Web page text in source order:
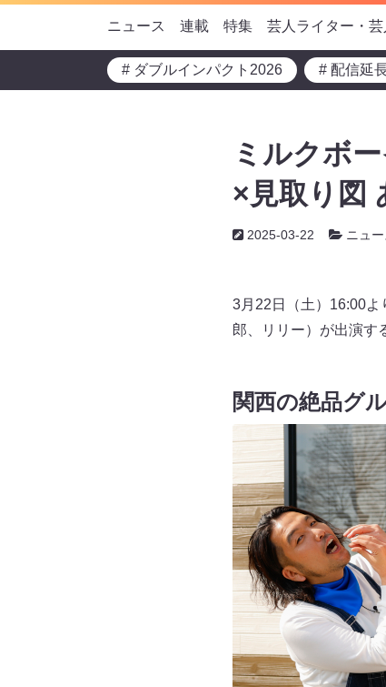
ニュース 連載 特集 芸人ライター・
# ダブルインパクト2026 # 配信延
ミルクボ
×見取り図
2025-03-22 ニュー
3月22日（土）16:00
郎、リリー）が出演す
関西の絶品グ